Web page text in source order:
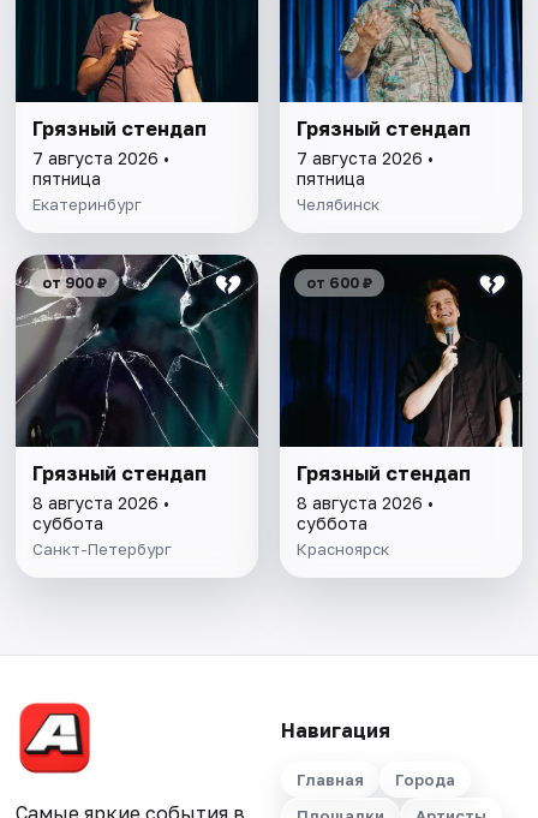
Грязный стендап
7 августа 2026 •
пятница
Екатеринбург
Грязный стендап
7 августа 2026 •
пятница
Челябинск
от 900 ₽
Грязный стендап
8 августа 2026 •
суббота
Санкт-Петербург
от 600 ₽
Грязный стендап
8 августа 2026 •
суббота
Красноярск
Навигация
Главная
Города